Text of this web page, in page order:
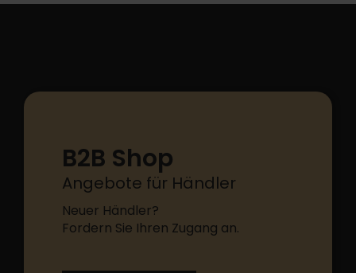
B2B Shop
Angebote für Händler
Neuer Händler?
Fordern Sie Ihren Zugang an.